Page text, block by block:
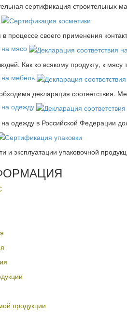
сертификация строительных
в процессе своего применения
на мясо
Как ко всякому продукту, к мясу
на мебель
декларация соответствия.
на одежду
на одежду в Российской Федерации
и эксплуатации упаковочной
продукции